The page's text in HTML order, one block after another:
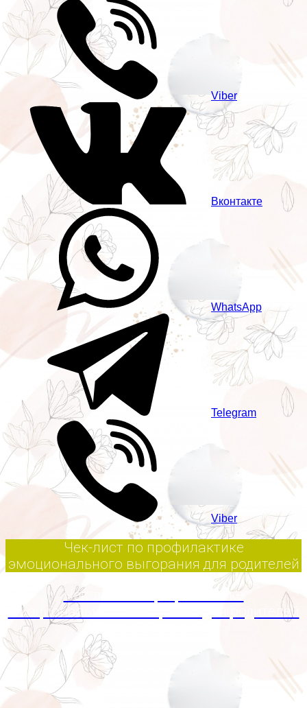
Viber
Вконтакте
WhatsApp
Telegram
Viber
Чек-лист по профилактике
эмоционального выгорания для родителей
Чек-лист по профилактике
эмоционального выгорания для родителей